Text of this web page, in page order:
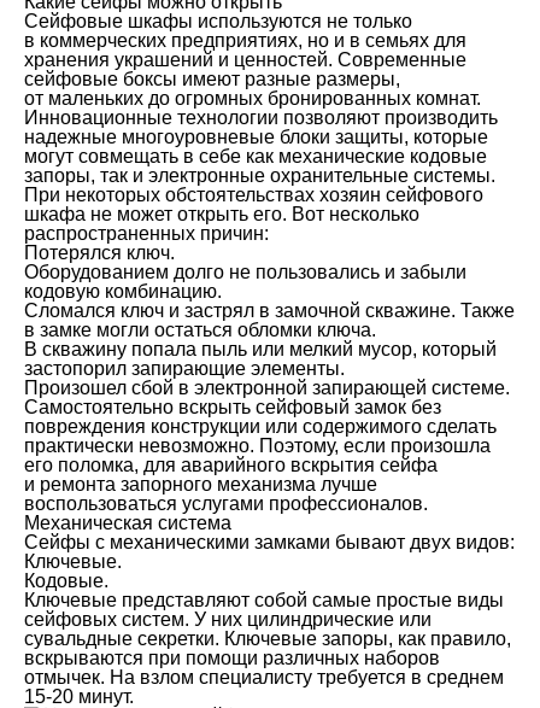
Сейфовые шкафы используются не только
в коммерческих предприятиях, но и в семьях для
хранения украшений и ценностей. Современные
сейфовые боксы имеют разные размеры,
от маленьких до огромных бронированных комнат.
Инновационные технологии позволяют производить
надежные многоуровневые блоки защиты, которые
могут совмещать в себе как механические кодовые
запоры, так и электронные охранительные системы.
При некоторых обстоятельствах хозяин сейфового
шкафа не может открыть его. Вот несколько
распространенных причин:
Потерялся ключ.
Оборудованием долго не пользовались и забыли
кодовую комбинацию.
Сломался ключ и застрял в замочной скважине. Также
в замке могли остаться обломки ключа.
В скважину попала пыль или мелкий мусор, который
застопорил запирающие элементы.
Произошел сбой в электронной запирающей системе.
Самостоятельно вскрыть сейфовый замок без
повреждения конструкции или содержимого сделать
практически невозможно. Поэтому, если произошла
его поломка, для аварийного вскрытия сейфа
и ремонта запорного механизма лучше
воспользоваться услугами профессионалов.
Механическая система
Сейфы с механическими замками бывают двух видов:
Ключевые.
Кодовые.
Ключевые представляют собой самые простые виды
сейфовых систем. У них цилиндрические или
сувальдные секретки. Ключевые запоры, как правило,
вскрываются при помощи различных наборов
отмычек. На взлом специалисту требуется в среднем
15-20 минут.